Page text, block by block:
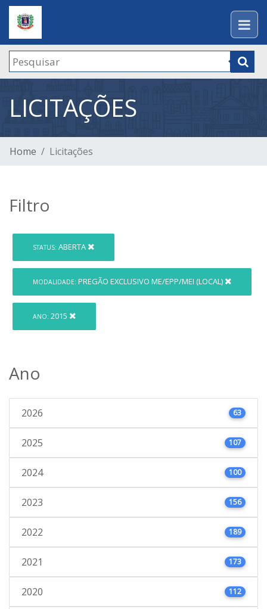
LICITAÇÕES
Home Licitações
Filtro
STATUS: ABERTA
MODALIDADE: PREGÃO EXCLUSIVO ME/EPP/MEI (LOCAL)
ANO: 2015
Ano
2026 63
2025 107
2024 100
2023 156
2022 189
2021 173
2020 112